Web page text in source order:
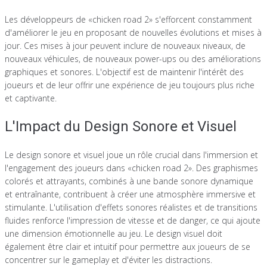
Les développeurs de «chicken road 2» s'efforcent constamment
d'améliorer le jeu en proposant de nouvelles évolutions et mises à
jour. Ces mises à jour peuvent inclure de nouveaux niveaux, de
nouveaux véhicules, de nouveaux power-ups ou des améliorations
graphiques et sonores. L'objectif est de maintenir l'intérêt des
joueurs et de leur offrir une expérience de jeu toujours plus riche
et captivante.
L'Impact du Design Sonore et Visuel
Le design sonore et visuel joue un rôle crucial dans l'immersion et
l'engagement des joueurs dans «chicken road 2». Des graphismes
colorés et attrayants, combinés à une bande sonore dynamique
et entraînante, contribuent à créer une atmosphère immersive et
stimulante. L'utilisation d'effets sonores réalistes et de transitions
fluides renforce l'impression de vitesse et de danger, ce qui ajoute
une dimension émotionnelle au jeu. Le design visuel doit
également être clair et intuitif pour permettre aux joueurs de se
concentrer sur le gameplay et d'éviter les distractions.